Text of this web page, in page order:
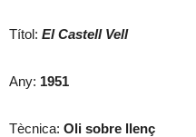
Títol: El Castell Vell
Any: 1951
Tècnica: Oli sobre llenç